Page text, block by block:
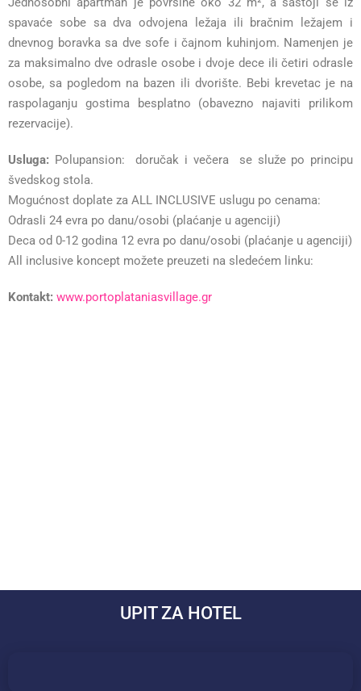
spavaće sobe sa dva odvojena ležaja ili bračnim ležajem i
dnevnog boravka sa dve sofe i čajnom kuhinjom. Namenjen je
za maksimalno dve odrasle osobe i dvoje dece ili četiri odrasle
osobe, sa pogledom na bazen ili dvorište. Bebi krevetac je na
raspolaganju gostima besplatno (obavezno najaviti prilikom
rezervacije).
Usluga: Polupansion: doručak i večera se služe po principu
švedskog stola.
Mogućnost doplate za ALL INCLUSIVE uslugu po cenama:
Odrasli 24 evra po danu/osobi (plaćanje u agenciji)
Deca od 0-12 godina 12 evra po danu/osobi (plaćanje u agenciji)
All inclusive koncept možete preuzeti na sledećem linku:
Kontakt: www.portoplataniasvillage.gr
UPIT ZA HOTEL